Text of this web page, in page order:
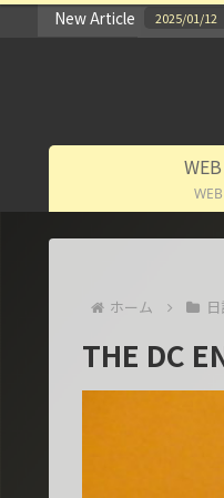
New Article 2024/04/24
ホーム
THE DC